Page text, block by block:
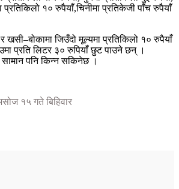
प्रतिकिलो १० रुपैयाँ,चिनीमा प्रतिकेजी पाँच रुपैयाँ
र खसी–बोकामा जिउँदो मूल्यमा प्रतिकिलो १० रुपैयाँ
प्रति लिटर ३० रुपियाँ छुट पाउने छन् ।
सामान पनि किन्न सकिनेछ ।
१५ गते बिहिवार